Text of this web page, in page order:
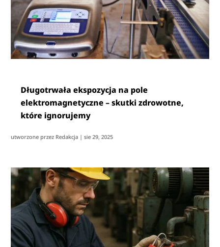
Długotrwała ekspozycja na pole
elektromagnetyczne – skutki zdrowotne,
które ignorujemy
utworzone przez Redakcja |sie 29, 2025